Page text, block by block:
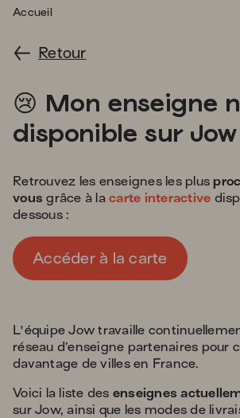
Accueil
Retour
😢 cry
Mon enseigne
disponible sur Jow
Retrouvez les enseignes les plus
vous grâce à lacarte interactive
dessous :
Accéder à la carte
L'équipe Jow travaille
réseau d’enseigne partenaires pour
davantage de villes en France.
Voici la liste des enseignes
sur Jow, ainsi que les modes de